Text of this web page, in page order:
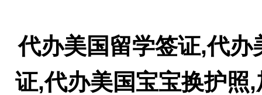
代办美国留学签证,代
证,代办美国宝宝换护照